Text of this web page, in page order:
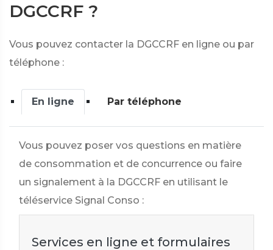
DGCCRF ?
Vous pouvez contacter la DGCCRF en ligne ou par
téléphone :
En ligne Par téléphone
Vous pouvez poser vos questions en matière
de consommation et de concurrence ou faire
un signalement à la DGCCRF en utilisant le
téléservice Signal Conso :
Services en ligne et formulaires